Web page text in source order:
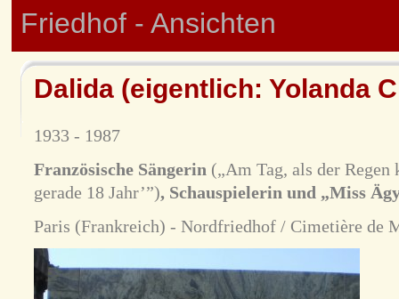
Friedhof - Ansichten
Dalida (eigentlich: Yolanda
1933 - 1987
Französische Sängerin („Am Tag, als der Regen
gerade 18 Jahr’”), Schauspielerin und „Miss
Paris (Frankreich) - Nordfriedhof / Cimetière de